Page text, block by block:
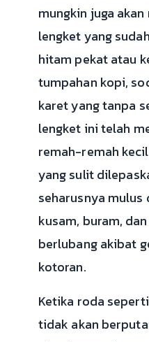
mungkin juga
lengket yang
hitam pekat atau
tumpahan kopi,
karet yang tanpa
lengket ini telah
remah-remah
yang sulit
seharusnya
kusam, buram,
berlubang akibat
kotoran.
Ketika roda
tidak akan